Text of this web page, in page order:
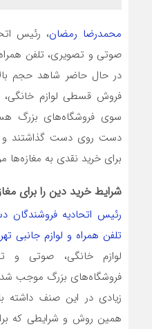
محمدرضا رمضان، رئیس
صوتی و تصویری، تلفن همراه
در حال حاضر شاهد حجم
فروش قسطی لوازم
سوی فروشگاه‌های بزرگ
دست روی دست گذاشتند و
برای خرید نقدی به مغازه‌ها
شرایط خرید دین را برای
رئیس اتحادیه
تلفن همراه و لوازم جانبی
لوازم خانگی، صوتی و
فروشگاه‌های بزرگ موجب شده
زیادی در این صنف داشته
همین روش و شرایطی که